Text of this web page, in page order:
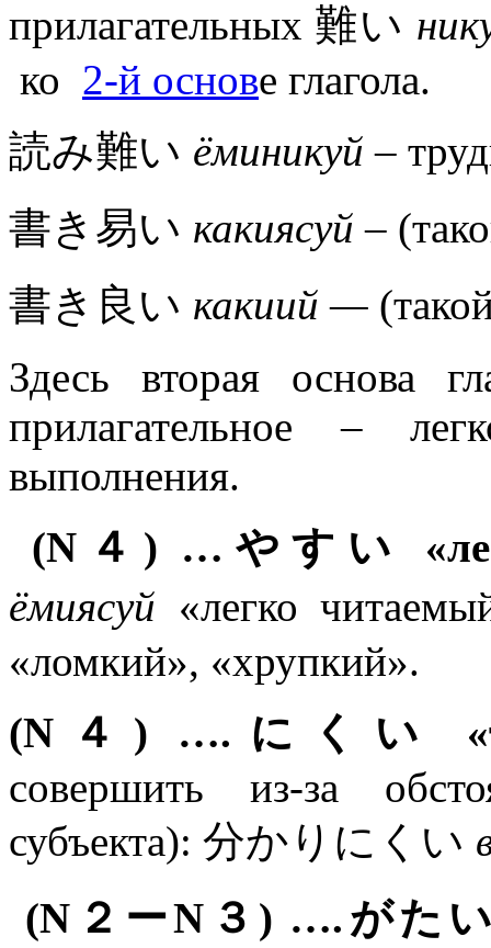
прилагательных 難い
ко 2-й основе глагола.
読み難い ёминикуй –
書き易い какиясуй–
書き良い какиий —
Здесь вторая основа
прилагательное –
выполнения.
(N４) …やすい
ёмиясуй «легко
«ломкий», «хрупкий».
(N４) ….にくい
совершить из-за
субъекта): 分かりにくい
(N２ーN３) ….がたい